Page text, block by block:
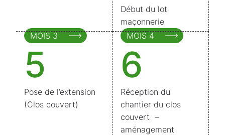
MOIS 3
Début du lot
maçonnerie
MOIS 4
5
Pose de l’extension
(Clos couvert)
6
Réception du
chantier du clos
couvert –
aménagement